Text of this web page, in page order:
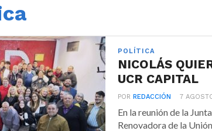
POLÍTICA
NICOLÁS
UCR CAPITAL
PORREDACCIÓN 7
En la reunión de la
Renovadora de la